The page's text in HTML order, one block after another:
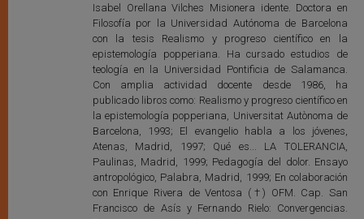
Isabel Orellana Vilches Misionera idente. Doctora en
Filosofía por la Universidad Autónoma de Barcelona
con la tesis Realismo y progreso científico en la
epistemología popperiana. Ha cursado estudios de
teología en la Universidad Pontificia de Salamanca.
Con amplia actividad docente desde 1986, ha
publicado libros como: Realismo y progreso científico en
la epistemología popperiana, Universitat Autònoma de
Barcelona, 1993; El evangelio habla a los jóvenes,
Atenas, Madrid, 1997; Qué es... LA TOLERANCIA,
Paulinas, Madrid, 1999; Pedagogía del dolor. Ensayo
antropológico, Palabra, Madrid, 1999; En colaboración
con Enrique Rivera de Ventosa (†) OFM. Cap. San
Francisco de Asís y Fernando Rielo: Convergencias.